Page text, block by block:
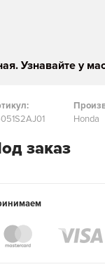
Узнавайте у
Honda
заказ